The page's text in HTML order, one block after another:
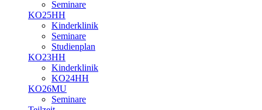
Seminare
KO25HH
Kinderklinik
Seminare
Studienplan
KO23HH
Kinderklinik
KO24HH
KO26MU
Seminare